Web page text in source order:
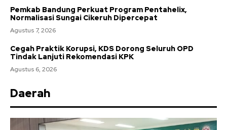
Pemkab Bandung Perkuat Program Pentahelix,
Normalisasi Sungai Cikeruh Dipercepat
Agustus 7, 2026
Cegah Praktik Korupsi, KDS Dorong Seluruh OPD
Tindak Lanjuti Rekomendasi KPK
Agustus 6, 2026
Daerah